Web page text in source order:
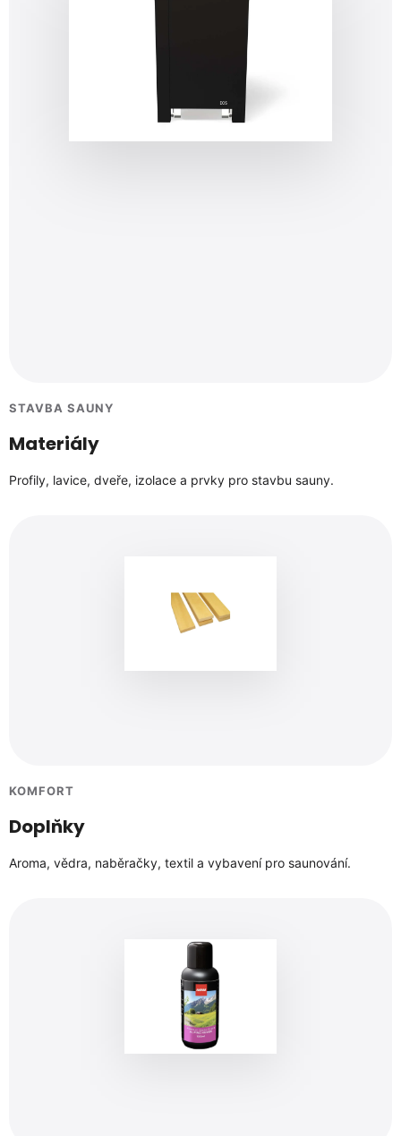
STAVBA SAUNY
Materiály
Profily, lavice, dveře, izolace a prvky pro stavbu sauny.
KOMFORT
Doplňky
Aroma, vědra, naběračky, textil a vybavení pro saunování.